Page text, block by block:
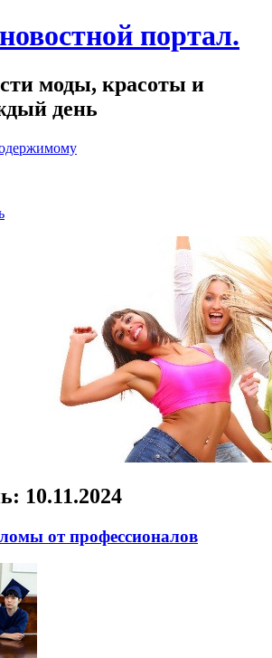
портал.
моды, красоты и
день
10.11.2024
от профессионалов